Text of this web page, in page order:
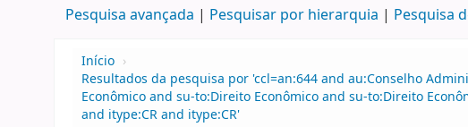
Pesquisa avançada Pesquisar por hierarquia Pesquisa
Início ›
Resultados da pesquisa por 'ccl=an:644 and au:Conselho
Econômico and su-to:Direito Econômico and su-to:Direito
and itype:CR and itype:CR'